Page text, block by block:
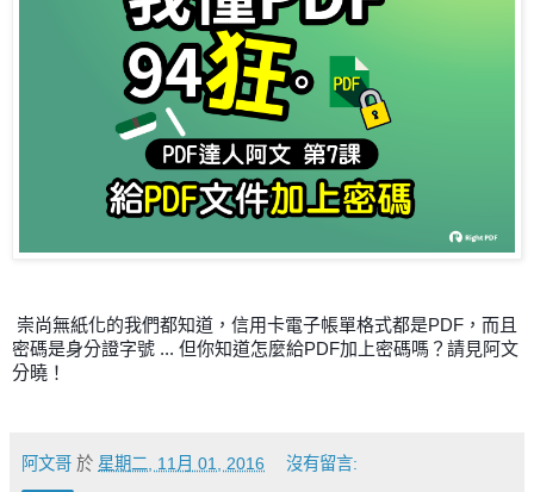
崇尚無紙化的我們都知道，信用卡電子帳單格式都是PDF，而且
密碼是身分證字號 ... 但你知道怎麼給PDF加上密碼嗎？請見阿文
分曉！
阿文哥 於 星期二, 11月 01, 2016 沒有留言: